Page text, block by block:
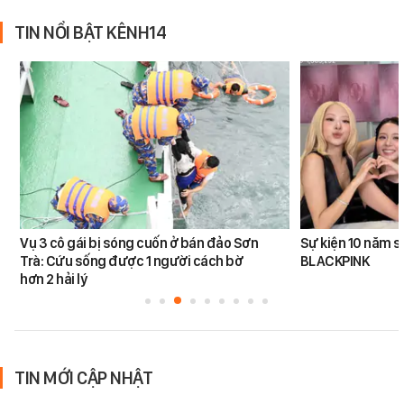
TIN NỔI BẬT KÊNH14
Vụ 3 cô gái bị sóng cuốn ở bán đảo Sơn
Trà: Cứu sống được 1 người cách bờ
hơn 2 hải lý
Sự kiện 10 năm
BLACKPINK
TIN MỚI CẬP NHẬT